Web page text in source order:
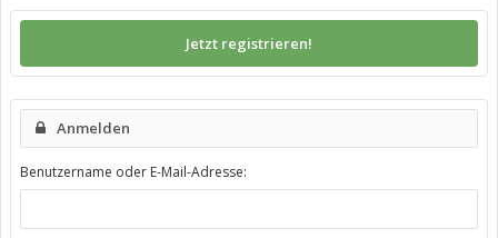
Jetzt registrieren!
Anmelden
Benutzername oder E-Mail-Adresse: